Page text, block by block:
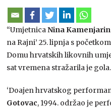
“UmjetnicaNina Kamenjarin
na Rajni’ 25. lipnja s
Domu hrvatskih likovnih
sat vremena stražarila je gola.
‘Doajen hrvatskog
Gotovac, 1994. održao je